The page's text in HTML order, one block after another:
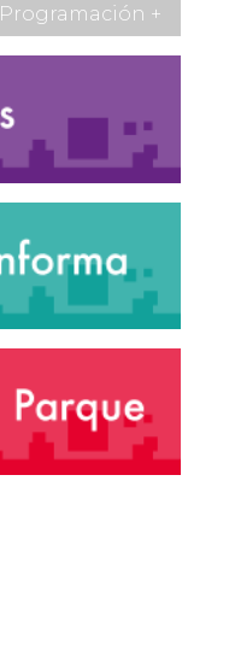
Programación +